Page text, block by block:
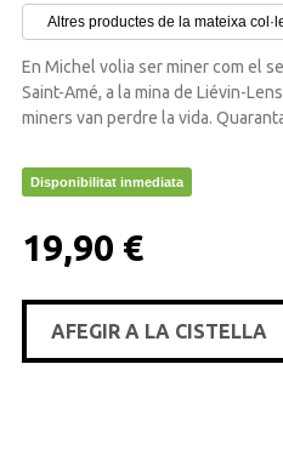
Altres productes de la mateixa
En Michel volia ser miner com el
Saint-Amé, a la mina de Liévin-
miners van perdre la vida.
Disponibilitat inmediata
19,90 €
AFEGIR A LA CISTELLA